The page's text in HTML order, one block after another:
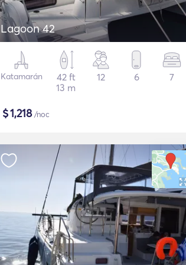
Lagoon 42
Katamarán
42 ft
13 m
12 6 7
$1,218/noc